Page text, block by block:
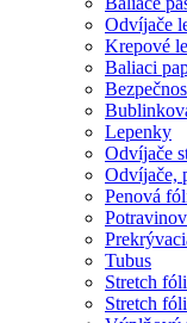
Odvíjače
Krepové
Baliaci
Lepenky
Odvíjače
Odvíjače,
Penová
Tubus
Stretch
Stretch